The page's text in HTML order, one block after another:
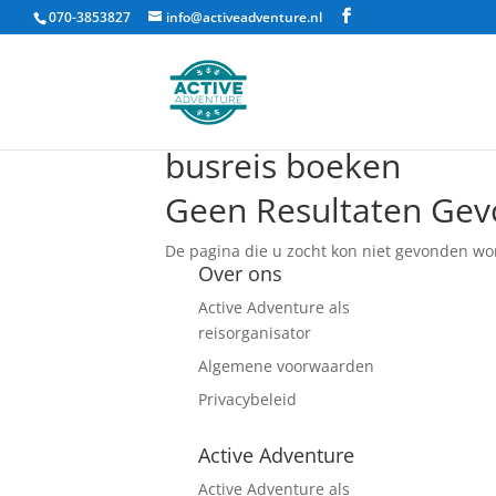
070-3853827 info@activeadventure.nl
busreis boeken
Geen Resultaten
De pagina die u zocht kon niet gevonden
Over ons
Active Adventure als
reisorganisator
Algemene voorwaarden
Privacybeleid
Active Adventure
Active Adventure als